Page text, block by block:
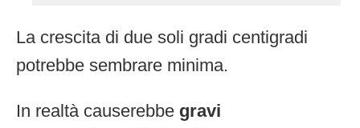
La crescita di due soli gradi centigradi
potrebbe sembrare minima.
In realtà causerebbe gravi